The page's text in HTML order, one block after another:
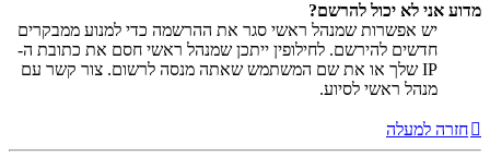
מדוע אני לא יכול להרשם?
יש אפשרות שמנהל ראשי סגר את ההרשמה כדי למנוע ממבקרים
חדשים להירשם. לחילופין ייתכן שמנהל ראשי חסם את כתובת ה-
IP שלך או את שם המשתמש שאתה מנסה לרשום. צור קשר עם
מנהל ראשי לסיוע.
חזרה למעלה